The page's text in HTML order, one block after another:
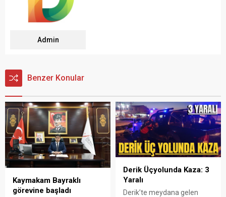
Admin
Benzer Konular
Kaymakam Bayraklı
görevine başladı
Derik Üçyolunda Kaza: 3
Yaralı
Derik’te meydana gelen